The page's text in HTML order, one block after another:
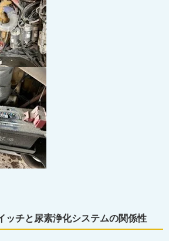
ッチと尿素浄化システムの関係性